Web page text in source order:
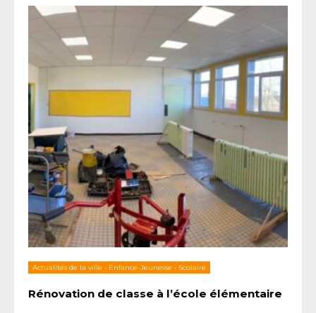
Actualités de la ville • Enfance-Jeunesse • Scolaire
Rénovation de classe à l’école élémentaire